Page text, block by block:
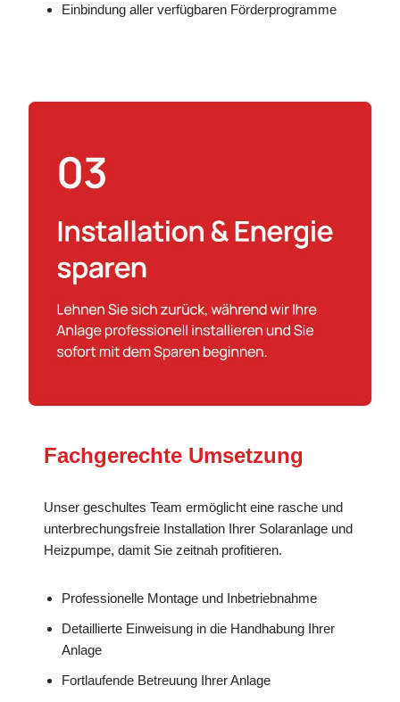
Einbindung aller verfügbaren Förderprogramme
Fachgerechte Umsetzung
Unser geschultes Team ermöglicht eine rasche und
unterbrechungsfreie Installation Ihrer Solaranlage und
Heizpumpe, damit Sie zeitnah profitieren.
Professionelle Montage und Inbetriebnahme
Detaillierte Einweisung in die Handhabung Ihrer
Anlage
Fortlaufende Betreuung Ihrer Anlage